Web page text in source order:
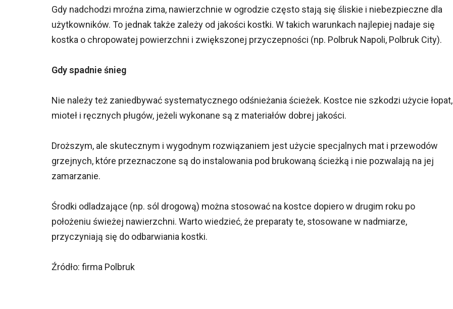
Gdy nadchodzi mroźna zima, nawierzchnie w ogrodzie często stają się śliskie i niebezpieczne dla
użytkowników. To jednak także zależy od jakości kostki. W takich warunkach najlepiej nadaje się
kostka o chropowatej powierzchni i zwiększonej przyczepności (np. Polbruk Napoli, Polbruk City).
Gdy spadnie śnieg
Nie należy też zaniedbywać systematycznego odśnieżania ścieżek. Kostce nie szkodzi użycie łopat,
mioteł i ręcznych pługów, jeżeli wykonane są z materiałów dobrej jakości.
Droższym, ale skutecznym i wygodnym rozwiązaniem jest użycie specjalnych mat i przewodów
grzejnych, które przeznaczone są do instalowania pod brukowaną ścieżką i nie pozwalają na jej
zamarzanie.
Środki odladzające (np. sól drogową) można stosować na kostce dopiero w drugim roku po
położeniu świeżej nawierzchni. Warto wiedzieć, że preparaty te, stosowane w nadmiarze,
przyczyniają się do odbarwiania kostki.
Źródło: firma Polbruk